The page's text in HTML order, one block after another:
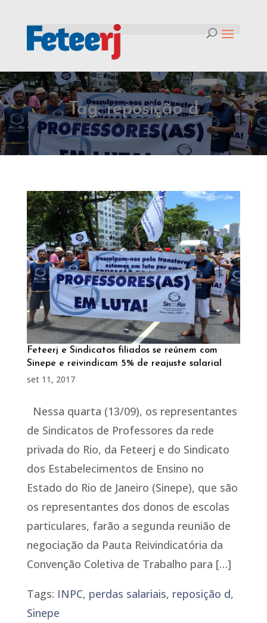
Tag:reposição d
Feteerj e Sindicatos filiados se reúnem com
Sinepe e reivindicam 5% de reajuste salarial
set 11, 2017
Nessa quarta (13/09), os representantes
de Sindicatos de Professores da rede
privada do Rio, da Feteerj e do Sindicato
dos Estabelecimentos de Ensino no
Estado do Rio de Janeiro (Sinepe), que são
os representantes dos donos de escolas
particulares, farão a segunda reunião de
negociação da Pauta Reivindicatória da
Convenção Coletiva de Trabalho para […]
Tags: INPC, perdas salariais, reposição d,
Sinepe